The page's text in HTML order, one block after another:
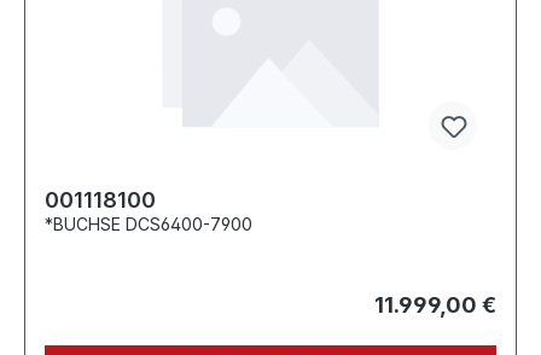
001118100
*BUCHSE DCS6400-7900
11.999,00 €